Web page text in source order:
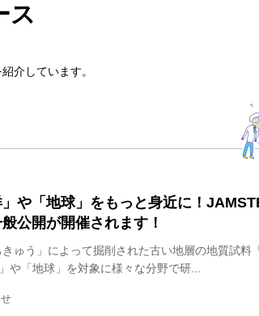
ス
介しています。
」や「地球」をもっと身近に！
公開が開催されます！
ゅう」によって掘削された古い地層の地質試料
や「地球」を対象に様々な分野で研...